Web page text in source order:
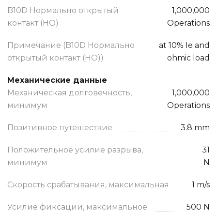
B10D Нормально открытый
контакт (НО)
1,000,000
Operations
Примечание (B10D Нормально
открытый контакт (НО))
at 10% Ie and
ohmic load
Механические данные
Механическая долговечность,
минимум
1,000,000
Operations
Позитивное путешествие 3.8 mm
Положительное усилие разрыва,
минимум
31
N
Скорость срабатывания, максимальная 1 m/s
Усилие фиксации, максимальное 500 N